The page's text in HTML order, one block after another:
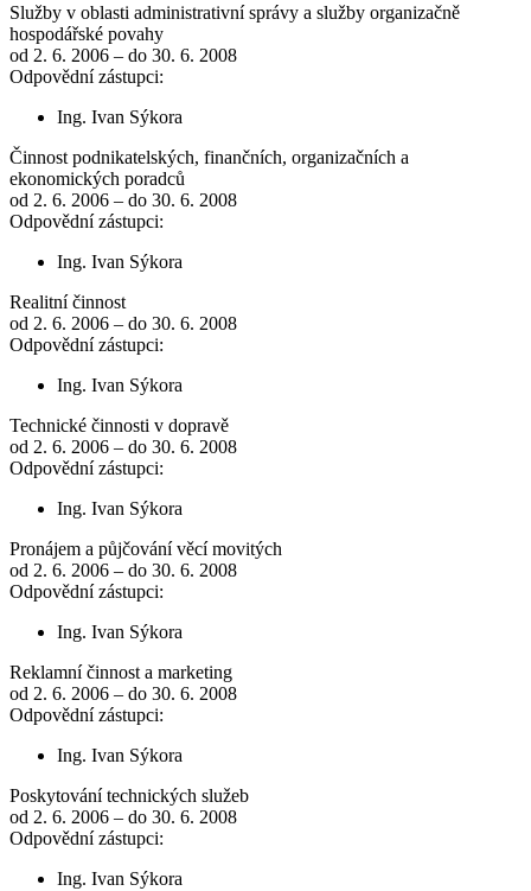
Služby v oblasti administrativní správy a služby organizačně
hospodářské povahy
od 2. 6. 2006 – do 30. 6. 2008
Odpovědní zástupci:
Ing. Ivan Sýkora
Činnost podnikatelských, finančních, organizačních a
ekonomických poradců
od 2. 6. 2006 – do 30. 6. 2008
Odpovědní zástupci:
Ing. Ivan Sýkora
Realitní činnost
od 2. 6. 2006 – do 30. 6. 2008
Odpovědní zástupci:
Ing. Ivan Sýkora
Technické činnosti v dopravě
od 2. 6. 2006 – do 30. 6. 2008
Odpovědní zástupci:
Ing. Ivan Sýkora
Pronájem a půjčování věcí movitých
od 2. 6. 2006 – do 30. 6. 2008
Odpovědní zástupci:
Ing. Ivan Sýkora
Reklamní činnost a marketing
od 2. 6. 2006 – do 30. 6. 2008
Odpovědní zástupci:
Ing. Ivan Sýkora
Poskytování technických služeb
od 2. 6. 2006 – do 30. 6. 2008
Odpovědní zástupci:
Ing. Ivan Sýkora